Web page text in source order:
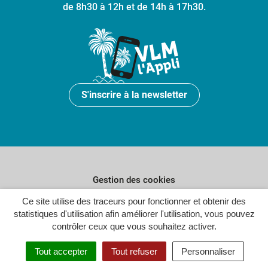
Ce site utilise des traceurs pour fonctionner et obtenir des
statistiques d'utilisation afin améliorer l'utilisation, vous pouvez
contrôler ceux que vous souhaitez activer.
Tout accepter Tout refuser Personnaliser
de 8h30 à 12h et de 14h à 17h30.
S'inscrire à la newsletter
Gestion des cookies
Plan du site
Politique de confidentialité
Crédits